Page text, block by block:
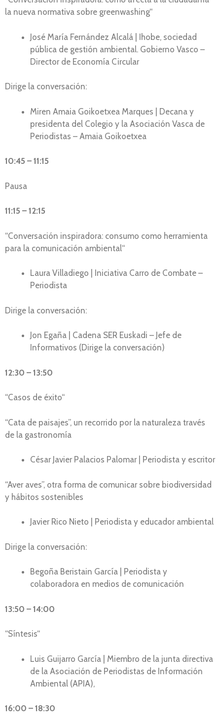
la nueva normativa sobre greenwashing“
José María Fernández Alcalá | Ihobe, sociedad
pública de gestión ambiental. Gobierno Vasco –
Director de Economía Circular
Dirige la conversación:
Miren Amaia Goikoetxea Marques | Decana y
presidenta del Colegio y la Asociación Vasca de
Periodistas – Amaia Goikoetxea
10:45 – 11:15
Pausa
11:15 – 12:15
“Conversación inspiradora: consumo como herramienta
para la comunicación ambiental“
Laura Villadiego | Iniciativa Carro de Combate –
Periodista
Dirige la conversación:
Jon Egaña | Cadena SER Euskadi – Jefe de
Informativos (Dirige la conversación)
12:30 – 13:50
“Casos de éxito“
“Cata de paisajes”, un recorrido por la naturaleza través
de la gastronomía
César Javier Palacios Palomar | Periodista y escritor
“Aver aves”, otra forma de comunicar sobre biodiversidad
y hábitos sostenibles
Javier Rico Nieto | Periodista y educador ambiental
Dirige la conversación:
Begoña Beristain García | Periodista y
colaboradora en medios de comunicación
13:50 – 14:00
“Síntesis“
Luis Guijarro García | Miembro de la junta directiva
de la Asociación de Periodistas de Información
Ambiental (APIA),
16:00 – 18:30